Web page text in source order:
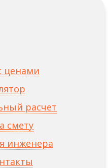
ценами
расчет
смету
инженера